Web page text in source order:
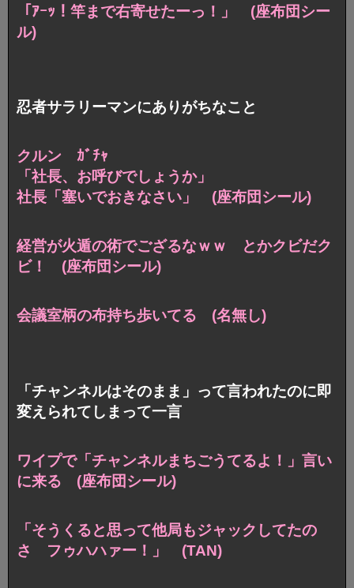
「ｱｰｯ！竿まで右寄せたーっ！」 (座布団シー
ル)
忍者サラリーマンにありがちなこと
クルン ｶﾞﾁｬ
「社長、お呼びでしょうか」
社長「塞いでおきなさい」 (座布団シール)
経営が火遁の術でござるなｗｗ
とかクビだク
ビ！ (座布団シール)
会議室柄の布持ち歩いてる (名無し)
「チャンネルはそのまま」って言われたのに即
変えられてしまって一言
ワイプで「チャンネルまちごうてるよ！」 言い
に来る (座布団シール)
「そうくると思って他局もジャックしてたの
さ フゥハハァー！」 (TAN)